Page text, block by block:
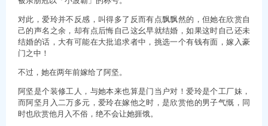
对此，爱玲并不反感，叫得多了反而有点飘飘然的，但她在欣赏自
己的声名之余，却有点后悔自己这幺早就结婚，如果这时自己还未
结婚的话，大有可能在大批追求者中，挑选一个有钱有面，嫁入豪
门之中！
不过，她在两年前嫁给了阿坚。
阿坚是个装修工人，与她本来也算是门当户对！爱玲是个工厂妹，
而阿坚月入二万多元，爱玲在嫁他之时，是欣赏他的男子气慨，同
时也欣赏他月入不俗，绝不会让她捱饿。